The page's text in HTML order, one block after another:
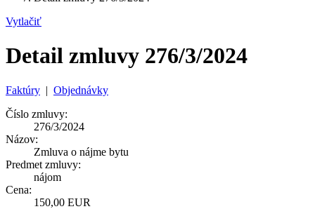
Vytlačiť
Detail zmluvy 276/3/2024
Faktúry | Objednávky
Číslo zmluvy:
276/3/2024
Názov:
Zmluva o nájme bytu
Predmet zmluvy:
nájom
Cena:
150,00 EUR